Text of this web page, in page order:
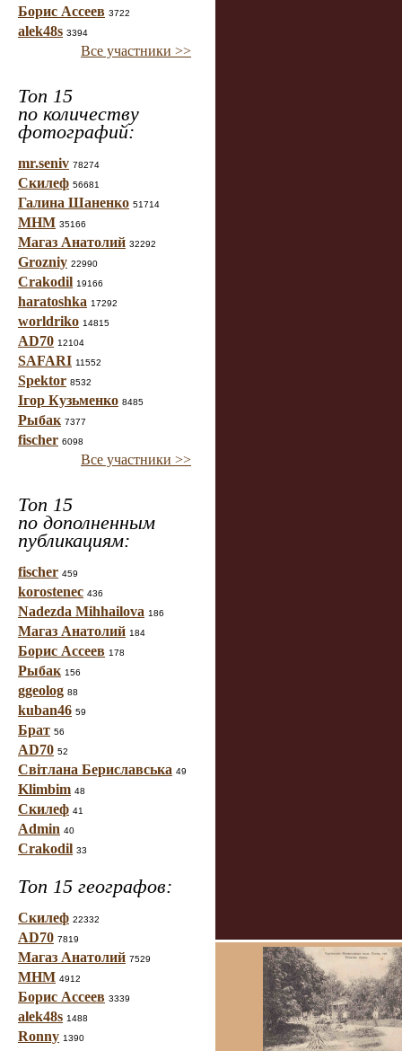
Борис Ассеев 3722
alek48s 3394
Все участники >>
Топ 15
по количеству
фотографий:
mr.seniv 78274
Скилеф 56681
Галина Шаненко 51714
МНМ 35166
Магаз Анатолий 32292
Grozniy 22990
Crakodil 19166
haratoshka 17292
worldriko 14815
AD70 12104
SAFARI 11552
Spektor 8532
Ігор Кузьменко 8485
Рыбак 7377
fischer 6098
Все участники >>
Топ 15
по дополненным
публикациям:
fischer 459
korostenec 436
Nadezda Mihhailova 186
Магаз Анатолий 184
Борис Ассеев 178
Рыбак 156
ggeolog 88
kuban46 59
Брат 56
AD70 52
Світлана Бериславська 49
Klimbim 48
Скилеф 41
Admin 40
Crakodil 33
Топ 15 географов:
Скилеф 22332
AD70 7819
Магаз Анатолий 7529
МНМ 4912
Борис Ассеев 3339
alek48s 1488
Ronny 1390